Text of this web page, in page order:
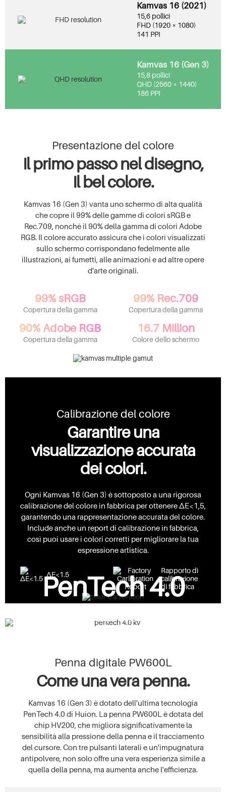
Kamvas 16 (2021)
15,6 pollici
FHD (1920 × 1080)
141 PPI
Kamvas 16 (Gen 3)
15,8 pollici
QHD (2560 × 1440)
186 PPI
Presentazione del colore
Il primo passo nel disegno,
Il bel colore.
Kamvas 16 (Gen 3) vanta uno schermo di alta qualità
che copre il 99% delle gamme di colori sRGB e
Rec.709, nonché il 90% della gamma di colori Adobe
RGB. Il colore accurato assicura che i colori visualizzati
sullo schermo corrispondano fedelmente alle
illustrazioni, ai fumetti, alle animazioni e ad altre opere
d'arte originali.
99% sRGB
Copertura della gamma
99% Rec.709
Copertura della gamma
90% Adobe RGB
Copertura della gamma
16.7 Million
Colore dello schermo
Calibrazione del colore
Garantire una
visualizzazione accurata
dei colori.
Ogni Kamvas 16 (Gen 3) è sottoposto a una rigorosa
calibrazione del colore in fabbrica per ottenere ΔE<1,5,
garantendo una rappresentazione accurata del colore.
Include anche un report di calibrazione in fabbrica,
così puoi usare i colori corretti per migliorare la tua
espressione artistica.
ΔE<1.5
Rapporto di
calibrazione
di fabbrica
PenTech 4.0
un'esperienza.
Penna digitale PW600L
Come una vera penna.
Kamvas 16 (Gen 3) è dotato dell'ultima tecnologia
PenTech 4.0 di Huion. La penna PW600L è dotata del
chip HV200, che migliora significativamente la
sensibilità alla pressione della penna e il tracciamento
del cursore. Con tre pulsanti laterali e un'impugnatura
antipolvere, non solo offre una vera esperienza simile a
quella della penna, ma aumenta anche l'efficienza.